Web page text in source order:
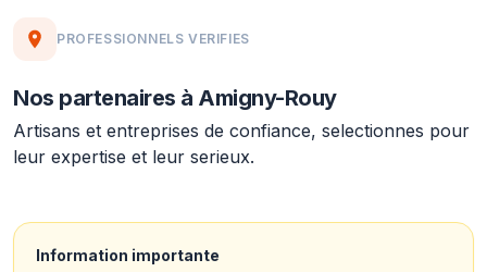
PROFESSIONNELS VERIFIES
Nos partenaires à Amigny-Rouy
Artisans et entreprises de confiance, selectionnes pour
leur expertise et leur serieux.
Information importante